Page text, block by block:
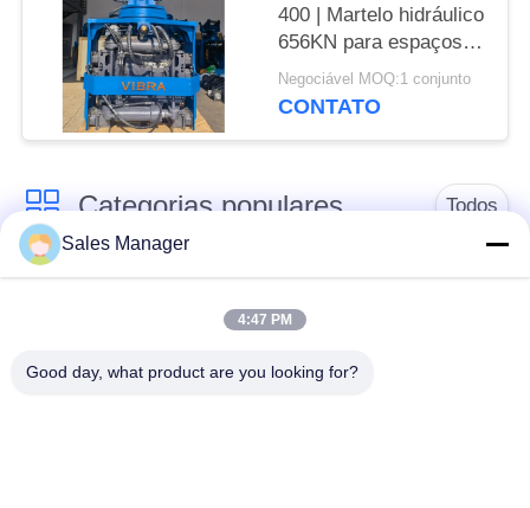
400 | Martelo hidráulico
656KN para espaços
apertados
Negociável MOQ:1 conjunto
CONTATO
Categorias populares Todos
hidráulica de pilha
escavadeira montado
pile driver
Martelo vibratório
Motorista de pilha
Sales Manager
4:47 PM
Good day, what product are you looking for?